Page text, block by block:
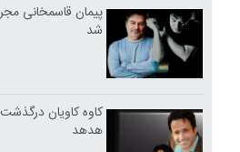
پیمان قاسمخانی
شد
کاوه کاویان
هدهد